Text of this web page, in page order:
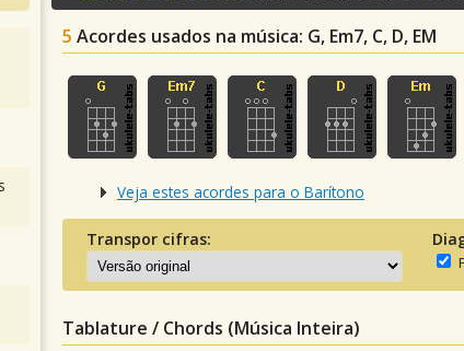
5 Acordes usados na música: G, Em7, C, D, EM
Veja estes acordes para o Barítono
Transpor cifras:
Tablature / Chords (Música Inteira)